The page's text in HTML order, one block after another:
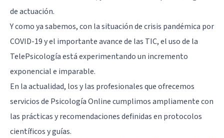
de actuación.
Y como ya sabemos, con la situación de crisis pandémica por
COVID-19 y el importante avance de las TIC, el uso de la
TelePsicología está experimentando un incremento
exponencial e imparable.
En la actualidad, los y las profesionales que ofrecemos
servicios de Psicología Online cumplimos ampliamente con
las prácticas y recomendaciones definidas en protocolos
científicos y guías.